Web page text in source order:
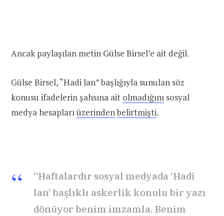
Ancak paylaşılan metin Gülse Birsel’e ait değil.
Gülse Birsel, “Hadi lan” başlığıyla sunulan söz
konusu ifadelerin şahsına ait olmadığını sosyal
medya hesaplarıüzerindenbelirtmişti.
“Haftalardır sosyal medyada ‘Hadi
lan’ başlıklı askerlik konulu bir yazı
dönüyor benim imzamla. Benim